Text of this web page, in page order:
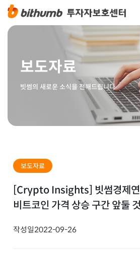
보도자료
빗썸의 새로운 소식을 전해드립니다
보도자료
[Crypto Insights] 빗썸경제연
비트코인 가격 상승 구간 앞둘 것
작성일2022-09-26